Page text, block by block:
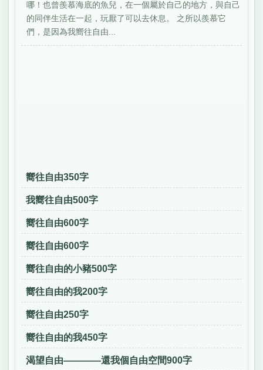
哪！也曾羨慕海底的魚兒，在一個屬於自己的地方，與自己
的同伴生活在一起，玩厭了可以去休息。 之所以羨慕它
們，是因為我嚮往自由...
嚮往自由350字
我嚮往自由500字
嚮往自由600字
嚮往自由600字
嚮往自由的小豬500字
嚮往自由的我200字
嚮往自由250字
嚮往自由的我450字
渴望自由————還我個自由空間900字